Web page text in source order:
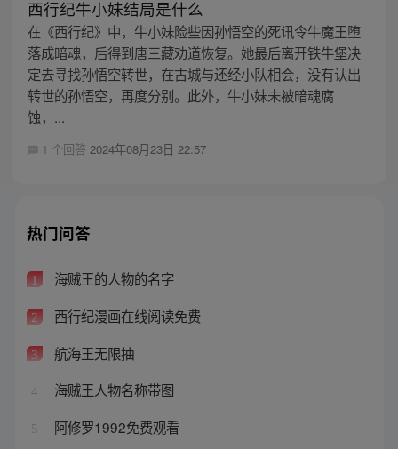
西行纪牛小妹结局是什么
在《西行纪》中，牛小妹险些因孙悟空的死讯令牛魔王堕
落成暗魂，后得到唐三藏劝道恢复。她最后离开铁牛堡决
定去寻找孙悟空转世，在古城与还经小队相会，没有认出
转世的孙悟空，再度分别。此外，牛小妹未被暗魂腐
蚀，...
1 个回答 2024年08月23日 22:57
热门问答
1 海贼王的人物的名字
2 西行纪漫画在线阅读免费
3 航海王无限抽
4 海贼王人物名称带图
5 阿修罗1992免费观看